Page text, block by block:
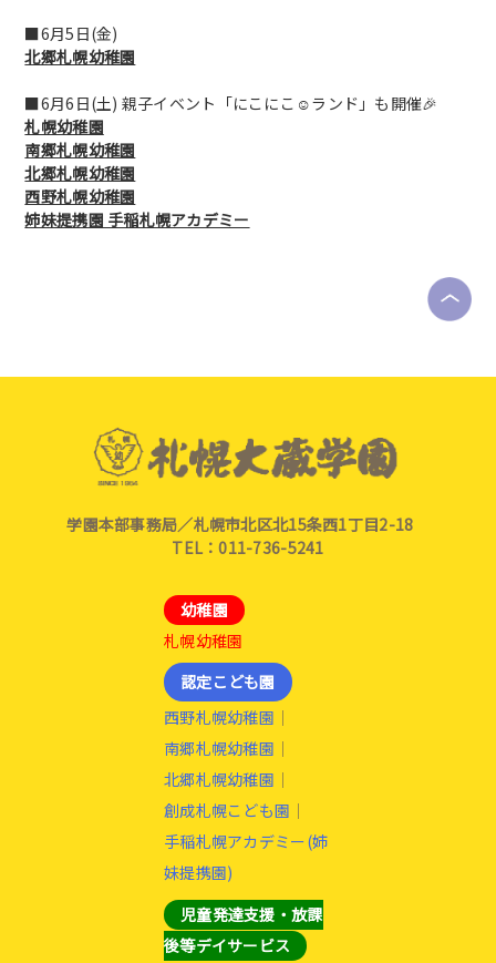
■6月5日(金)
北郷札幌幼稚園
■6月6日(土) 親子イベント「にこにこ☺ランド」も開催🎉
札幌幼稚園
南郷札幌幼稚園
北郷札幌幼稚園
西野札幌幼稚園
姉妹提携園 手稲札幌アカデミー
学園本部事務局／札幌市北区北15条西1丁目2-18
TEL：011-736-5241
幼稚園
札幌幼稚園
認定こども園
西野札幌幼稚園 ｜
南郷札幌幼稚園 ｜
北郷札幌幼稚園 ｜
創成札幌こども園 ｜
手稲札幌アカデミー(姉
妹提携園)
児童発達支援・放課
後等デイサービス